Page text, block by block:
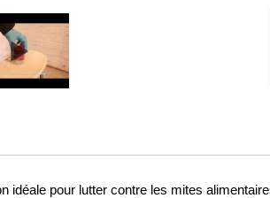
idéale pour lutter contre les mites